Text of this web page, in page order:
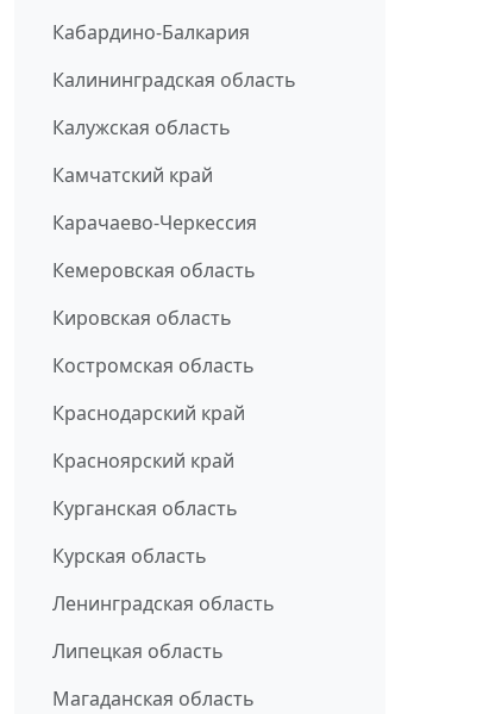
Кабардино-Балкария
Калининградская область
Калужская область
Камчатский край
Карачаево-Черкессия
Кемеровская область
Кировская область
Костромская область
Краснодарский край
Красноярский край
Курганская область
Курская область
Ленинградская область
Липецкая область
Магаданская область